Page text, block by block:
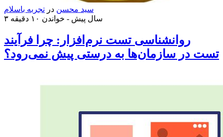
سید محسن در تجربه باسلام
۳ سال پیش - خواندن ۱۰ دقیقه
روانشناسی تست نرم‌افزار: چرا فرآیند
تست در سازمان‌ها به درستی پیش نمی‌رود؟